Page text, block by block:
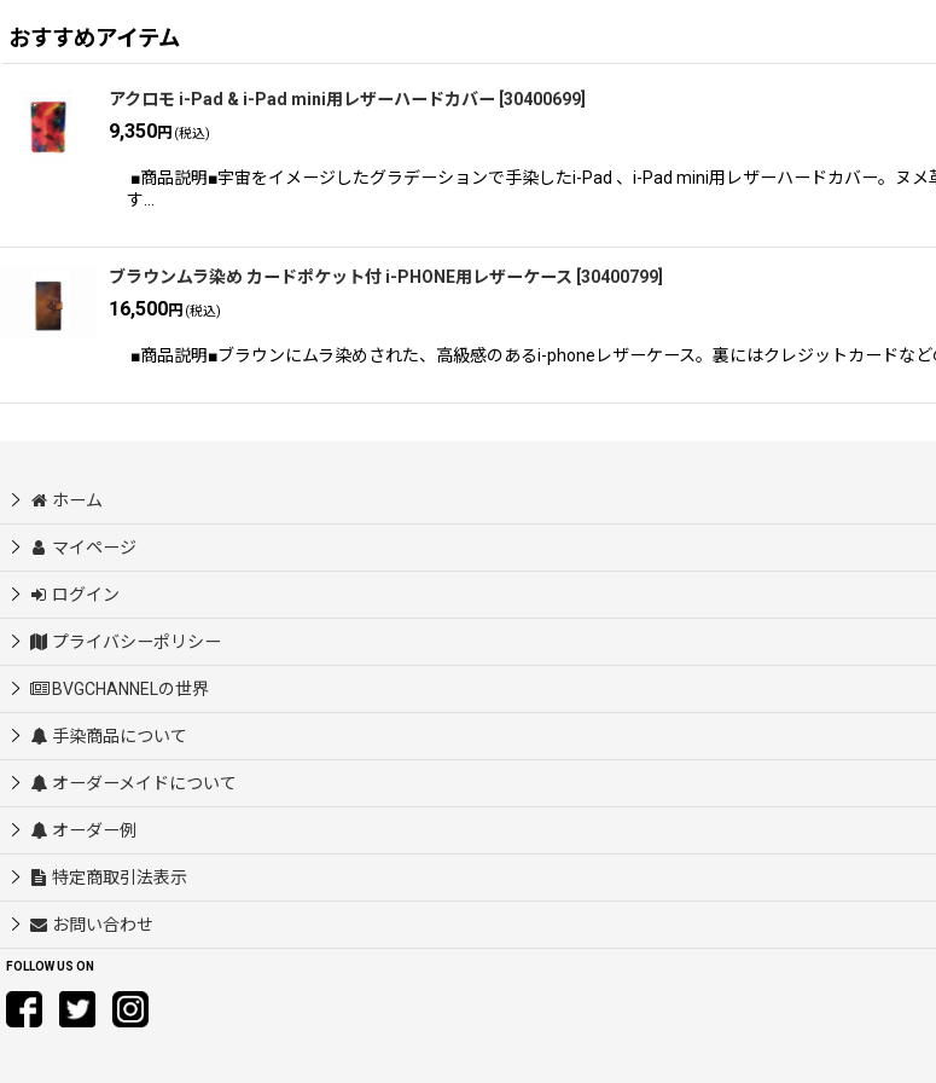
おすすめアイテム
アクロモ i-Pad & i-Pad mini用レザーハードカバー 30400699
9,350円 (税込)
■商品説明■宇宙をイメージしたグラデーションで手染したi-Pad 、i-Pad mini用レザーハードカバー。ヌ
す…
ブラウンムラ染め カードポケット付 i-PHONE用レザーケース 30400799
16,500円 (税込)
■商品説明■ブラウンにムラ染めされた、高級感のあるi-phoneレザーケース。裏にはクレジットカードな
ホーム
マイページ
ログイン
プライバシーポリシー
BVGCHANNELの世界
手染商品について
オーダーメイドについて
オーダー例
特定商取引法表示
お問い合わせ
FOLLOW US ON